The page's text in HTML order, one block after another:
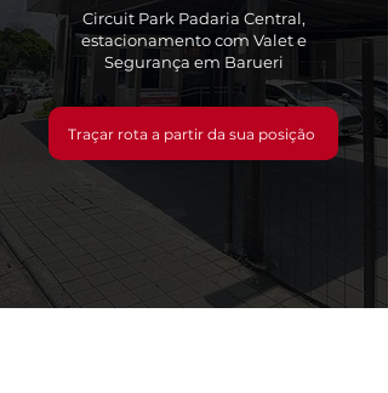
Circuit Park Padaria Central,
estacionamento com Valet e
Segurança em Barueri
Traçar rota a partir da sua posição